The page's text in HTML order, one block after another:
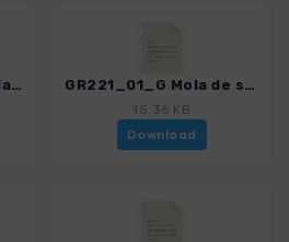
GR221_01_Es Capdella_Estellencs_4541_2.gpx GR221_01_G Mola de sEsclop_4541_2.gpx
15.36 KB
Download